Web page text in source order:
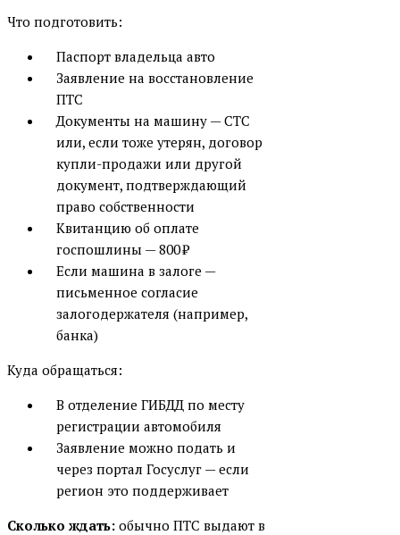
Что подготовить:
Паспорт владельца авто
Заявление на восстановление
ПТС
Документы на машину — СТС
или, если тоже утерян, договор
купли-продажи или другой
документ, подтверждающий
право собственности
Квитанцию об оплате
госпошлины — 800 ₽
Если машина в залоге —
письменное согласие
залогодержателя (например,
банка)
Куда обращаться:
В отделение ГИБДД по месту
регистрации автомобиля
Заявление можно подать и
через портал Госуслуг — если
регион это поддерживает
Сколько ждать: обычно ПТС выдают в